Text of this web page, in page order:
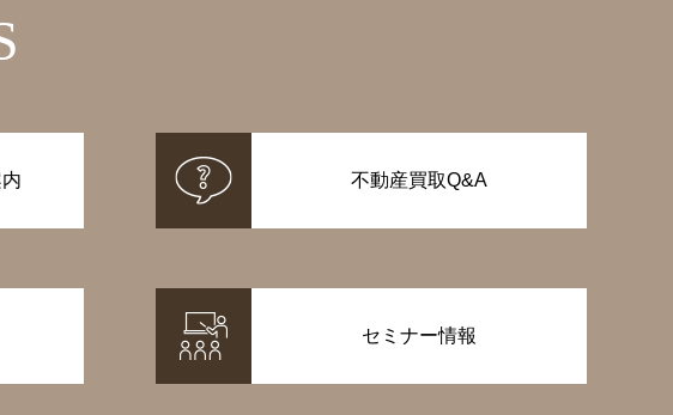
不動産買取Q&A
セミナー情報